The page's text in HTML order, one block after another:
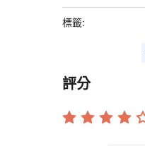
標籤:
評分